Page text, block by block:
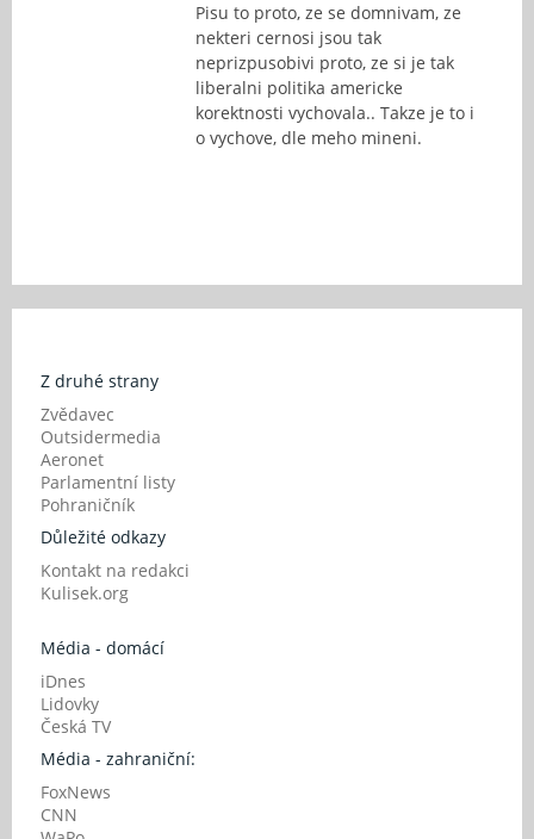
Pisu to proto, ze se domnivam, ze
nekteri cernosi jsou tak
neprizpusobivi proto, ze si je tak
liberalni politika americke
korektnosti vychovala.. Takze je to i
o vychove, dle meho mineni.
Z druhé strany
Zvědavec
Outsidermedia
Aeronet
Parlamentní listy
Pohraničník
Důležité odkazy
Kontakt na redakci
Kulisek.org
Média - domácí
iDnes
Lidovky
Česká TV
Média - zahraniční:
FoxNews
CNN